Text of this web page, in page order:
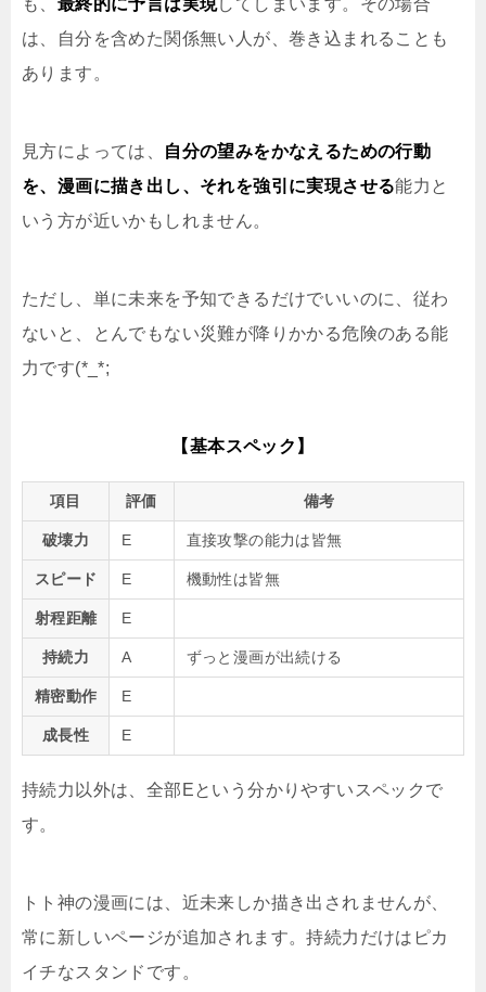
は、自分を含めた関係無い人が、巻き込まれることも
あります。
見方によっては、
自分の望みをかなえるための行動
を、漫画に描き出し、それを強引に実現させる能力と
いう方が近いかもしれません。
ただし、単に未来を予知できるだけでいいのに、従わ
ないと、とんでもない災難が降りかかる危険のある能
力です(*_*;
【基本スペック】
項目 評価 備考
破壊力 E 直接攻撃の能力は皆無
スピード E 機動性は皆無
射程距離 E
持続力 A ずっと漫画が出続ける
精密動作 E
成長性 E
持続力以外は、全部Eという分かりやすいスペックで
す。
トト神の漫画には、近未来しか描き出されませんが、
常に新しいページが追加されます。持続力だけはピカ
イチなスタンドです。